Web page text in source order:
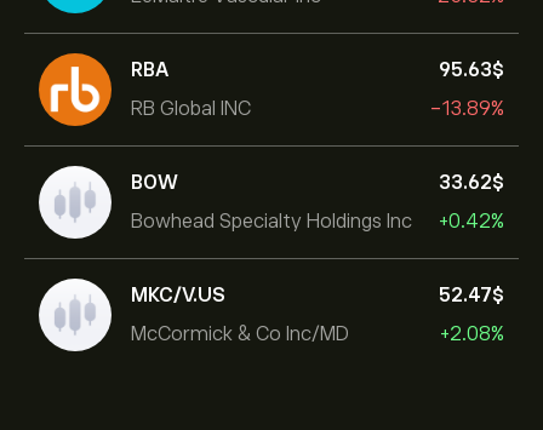
RBA
RB Global INC
95.63‎$‎
-13.89%
BOW
Bowhead Specialty Holdings Inc
33.62‎$‎
+0.42%
MKC/V.US
McCormick & Co Inc/MD
52.47‎$‎
+2.08%